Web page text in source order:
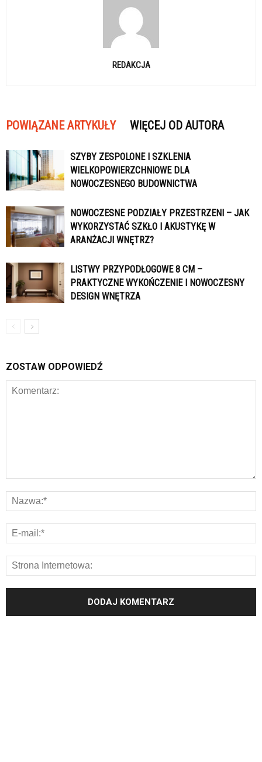
REDAKCJA
POWIĄZANE ARTYKUŁY WIĘCEJ OD AUTORA
SZYBY ZESPOLONE I SZKLENIA
WIELKOPOWIERZCHNIOWE DLA
NOWOCZESNEGO BUDOWNICTWA
NOWOCZESNE PODZIAŁY PRZESTRZENI – JAK
WYKORZYSTAĆ SZKŁO I AKUSTYKĘ W
ARANŻACJI WNĘTRZ?
LISTWY PRZYPODŁOGOWE 8 CM –
PRAKTYCZNE WYKOŃCZENIE I NOWOCZESNY
DESIGN WNĘTRZA
ZOSTAW ODPOWIEDŹ